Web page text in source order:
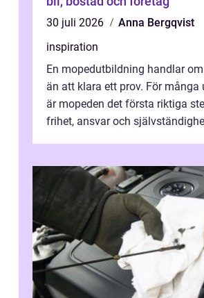
30 juli 2026
Anna Bergqvist
inspiration
En mopedutbildning handlar
än att klara ett prov. För många
är mopeden det första riktiga
frihet, ansvar och